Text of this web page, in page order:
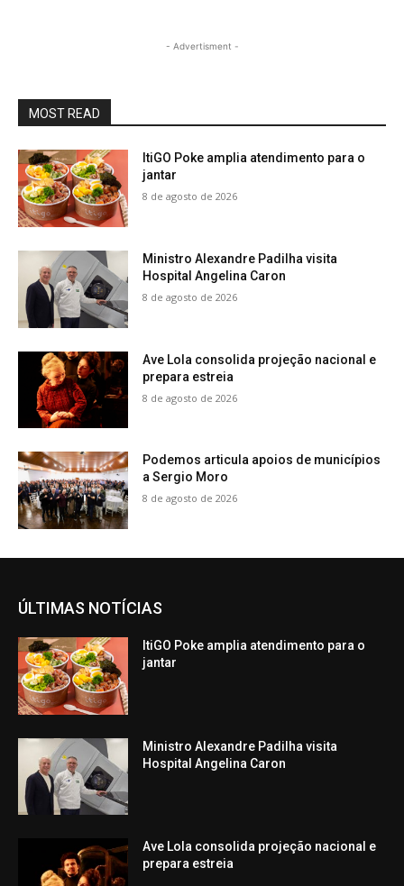
- Advertisment -
MOST READ
ItiGO Poke amplia atendimento para o
jantar
8 de agosto de 2026
Ministro Alexandre Padilha visita
Hospital Angelina Caron
8 de agosto de 2026
Ave Lola consolida projeção nacional e
prepara estreia
8 de agosto de 2026
Podemos articula apoios de municípios
a Sergio Moro
8 de agosto de 2026
ÚLTIMAS NOTÍCIAS
ItiGO Poke amplia atendimento para o
jantar
Ministro Alexandre Padilha visita
Hospital Angelina Caron
Ave Lola consolida projeção nacional e
prepara estreia